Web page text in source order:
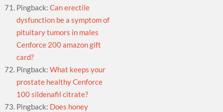
Pingback:Can erectile
dysfunction be a symptom of
pituitary tumors in males
Cenforce 200 amazon gift
card?
Pingback:What keeps your
prostate healthy Cenforce
100 sildenafil citrate?
Pingback: Does honey